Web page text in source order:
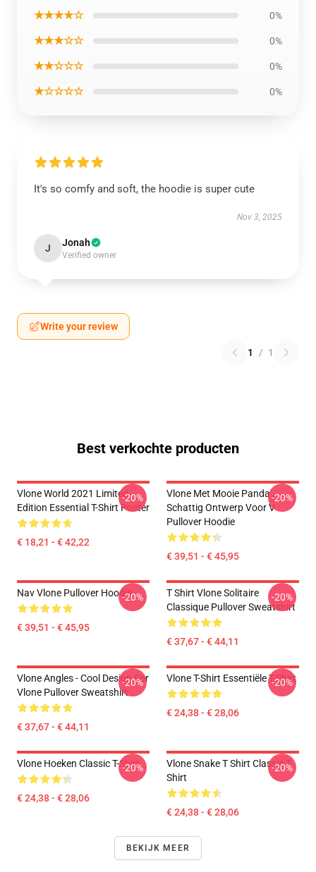
★★★★☆ 0%
★★★☆☆ 0%
★★☆☆☆ 0%
★☆☆☆☆ 0%
It's so comfy and soft, the hoodie is super cute
Nov 3, 2025
J Jonah
Verified owner
Write your review
1 / 1
Best verkochte producten
Vlone World 2021 Limited
Edition Essential T-Shirt Poster
€ 18,21 - € 42,22
-20%
Vlone Met Mooie Panda ,
Schattig Ontwerp Voor V
Pullover Hoodie
€ 39,51 - € 45,95
-20%
Nav Vlone Pullover Hoodie
€ 39,51 - € 45,95
-20%
T Shirt Vlone Solitaire
Classique Pullover Sweatshirt
€ 37,67 - € 44,11
-20%
Vlone Angles - Cool Design For
Vlone Pullover Sweatshirt
€ 37,67 - € 44,11
-20% Vlone T-Shirt Essentiële T-Shirt
€ 24,38 - € 28,06
-20%
Vlone Hoeken Classic T-Shirt
€ 24,38 - € 28,06
-20%
Vlone Snake T Shirt Classic T-
Shirt
€ 24,38 - € 28,06
-20%
BEKIJK MEER